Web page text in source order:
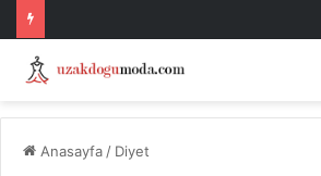
Anasayfa / Diyet